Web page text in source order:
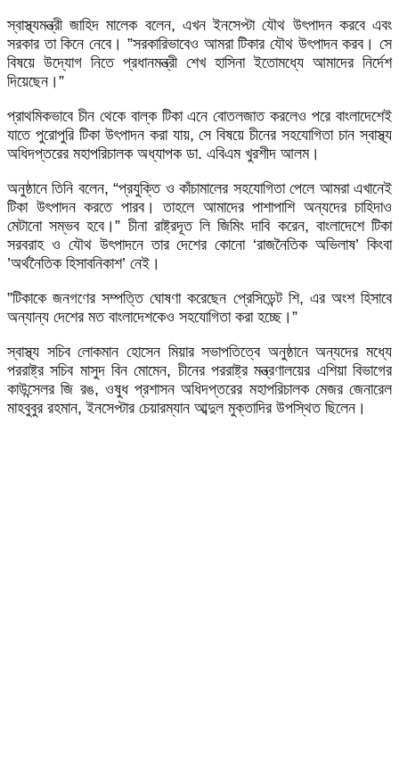
স্বাস্থ্যমন্ত্রী জাহিদ মালেক বলেন, এখন ইনসেপ্টা যৌথ উৎপাদন করবে এবং
সরকার তা কিনে নেবে। ”সরকারিভাবেও আমরা টিকার যৌথ উৎপাদন করব। সে
বিষয়ে উদ্যোগ নিতে প্রধানমন্ত্রী শেখ হাসিনা ইতোমধ্যে আমাদের নির্দেশ
দিয়েছেন।”
প্রাথমিকভাবে চীন থেকে বাল্ক টিকা এনে বোতলজাত করলেও পরে বাংলাদেশেই
যাতে পুরোপুরি টিকা উৎপাদন করা যায়, সে বিষয়ে চীনের সহযোগিতা চান স্বাস্থ্য
অধিদপ্তরের মহাপরিচালক অধ্যাপক ডা. এবিএম খুরশীদ আলম।
অনুষ্ঠানে তিনি বলেন, “প্রযুক্তি ও কাঁচামালের সহযোগিতা পেলে আমরা এখানেই
টিকা উৎপাদন করতে পারব। তাহলে আমাদের পাশাপাশি অন্যদের চাহিদাও
মেটানো সম্ভব হবে।” চীনা রাষ্ট্রদূত লি জিমিং দাবি করেন, বাংলাদেশে টিকা
সরবরাহ ও যৌথ উৎপাদনে তার দেশের কোনো ‘রাজনৈতিক অভিলাষ’ কিংবা
’অর্থনৈতিক হিসাবনিকাশ’ নেই।
”টিকাকে জনগণের সম্পত্তি ঘোষণা করেছেন প্রেসিডেন্ট শি, এর অংশ হিসাবে
অন্যান্য দেশের মত বাংলাদেশকেও সহযোগিতা করা হচ্ছে।”
স্বাস্থ্য সচিব লোকমান হোসেন মিয়ার সভাপতিত্বে অনুষ্ঠানে অন্যদের মধ্যে
পররাষ্ট্র সচিব মাসুদ বিন মোমেন, চীনের পররাষ্ট্র মন্ত্রণালয়ের এশিয়া বিভাগের
কাউন্সেলর জি রঙ, ওষুধ প্রশাসন অধিদপ্তরের মহাপরিচালক মেজর জেনারেল
মাহবুবুর রহমান, ইনসেপ্টার চেয়ারম্যান আব্দুল মুক্তাদির উপস্থিত ছিলেন।